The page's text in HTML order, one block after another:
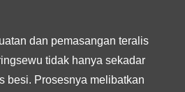
dan pemasangan teralis
tidak hanya sekadar
besi. Prosesnya melibatkan